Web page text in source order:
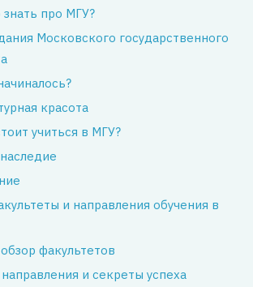
про МГУ?
Московского государственного
красота
учиться в МГУ?
и направления обучения в
факультетов
и секреты успеха